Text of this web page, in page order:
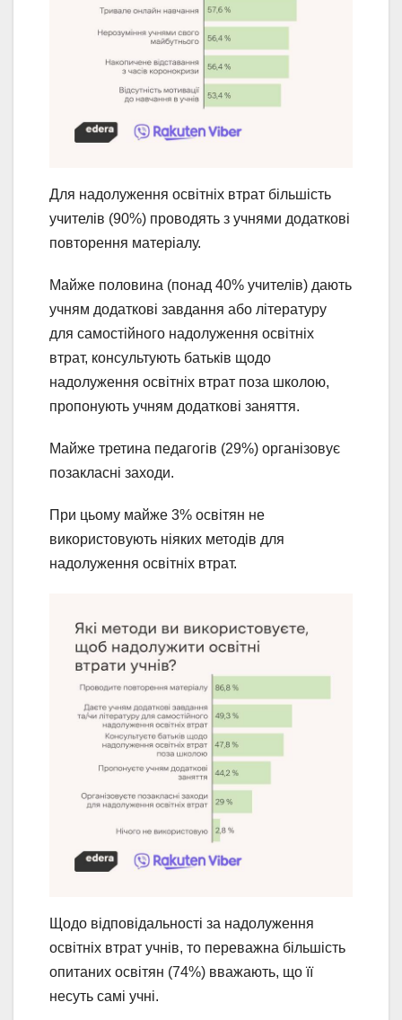
Для надолуження освітніх втрат більшість
учителів (90%) проводять з учнями додаткові
повторення матеріалу.
Майже половина (понад 40% учителів) дають
учням додаткові завдання або літературу
для самостійного надолуження освітніх
втрат, консультують батьків щодо
надолуження освітніх втрат поза школою,
пропонують учням додаткові заняття.
Майже третина педагогів (29%) організовує
позакласні заходи.
При цьому майже 3% освітян не
використовують ніяких методів для
надолуження освітніх втрат.
Щодо відповідальності за надолуження
освітніх втрат учнів, то переважна більшість
опитаних освітян (74%) вважають, що її
несуть самі учні.